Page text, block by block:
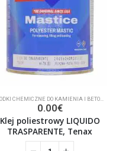
0.00€
Klej poliestrowy LIQUIDO
TRASPARENTE, Tenax